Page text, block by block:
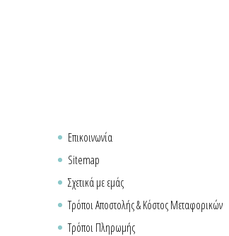
Επικοινωνία
Sitemap
Σχετικά με εμάς
Τρόποι Αποστολής & Κόστος Μεταφορικών
Τρόποι Πληρωμής